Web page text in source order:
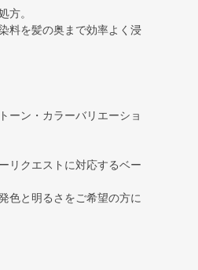
方。
料を髪の奥まで効率よく浸
ーン・カラーバリエーショ
リクエストに対応するベー
色と明るさをご希望の方に